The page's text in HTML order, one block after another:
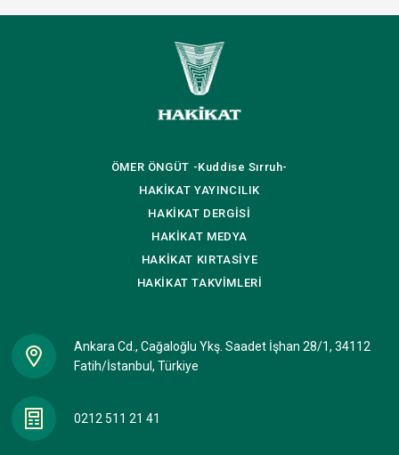
ÖMER ÖNGÜT -Kuddise Sırruh-
HAKİKAT YAYINCILIK
HAKİKAT DERGİSİ
HAKİKAT MEDYA
HAKİKAT KIRTASİYE
HAKİKATTAKVİMLERİ
Ankara Cd., Cağaloğlu Ykş. Saadet İşhan 28/1, 34112
Fatih/İstanbul, Türkiye
0212 511 21 41